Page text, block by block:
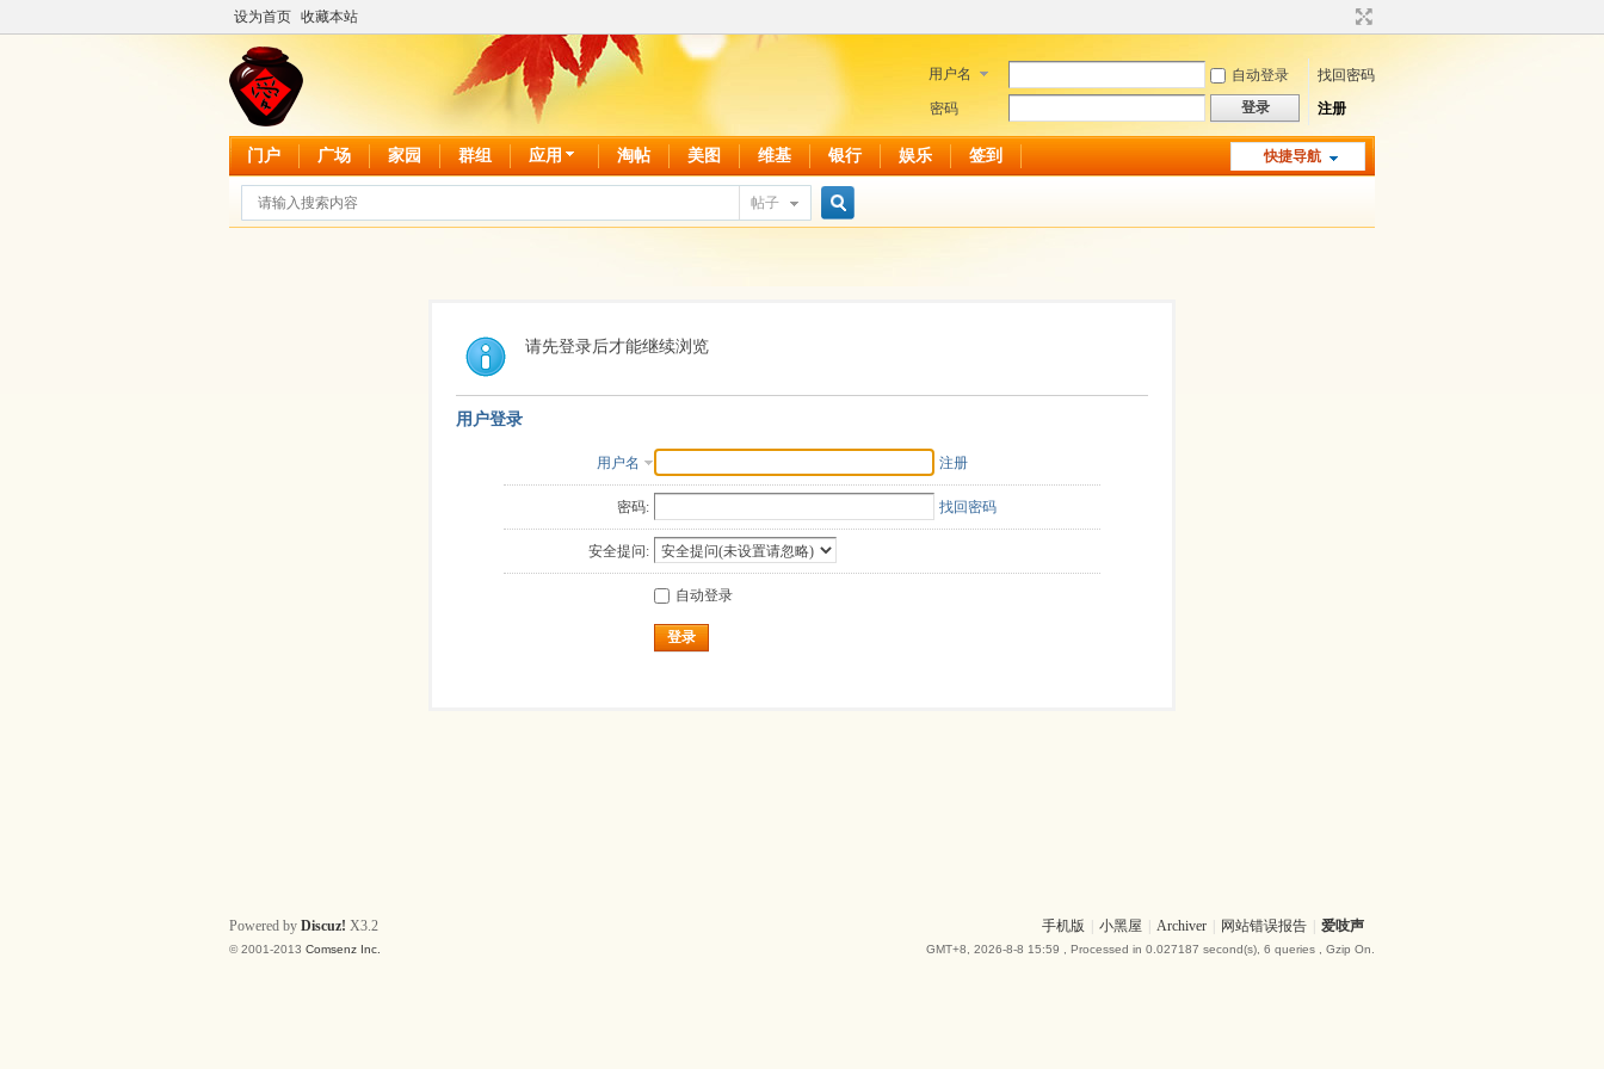
设为首页 收藏本站
用户名 自动登录
找回密码
密码
登录 注册
快捷导航
门户 广场 家园 群组 应用 淘帖 美图 维基 银行 娱乐 签到
帖子
请先登录后才能继续浏览
用户登录
用户名 注册
密码: 找回密码
安全提问:
自动登录
登录
手机版 小黑屋 Archiver 网站错误报告 爱吱声
GMT+8, 2026-8-8 15:59 , Processed in 0.027187 second(s), 6 queries , Gzip On.
Powered by Discuz! X3.2
© 2001-2013 Comsenz Inc.